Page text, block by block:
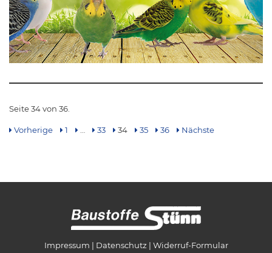
Seite 34 von 36.
Vorherige 1 33 34 35 36 Nächste
Impressum Datenschutz Widerruf-Formular